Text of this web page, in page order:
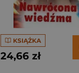
KSIĄŻKA
24,66 zł